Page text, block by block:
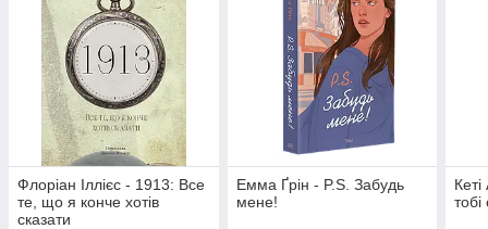
Флоріан Іллієс - 1913: Все
те, що я конче хотів
сказати
Емма Ґрін - P.S. Забудь
мене!
тобі